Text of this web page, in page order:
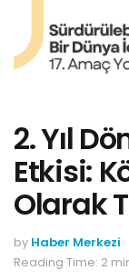
2. Yıl
Etkisi:
Olarak
by Haber Merkezi
Reading Time: 2